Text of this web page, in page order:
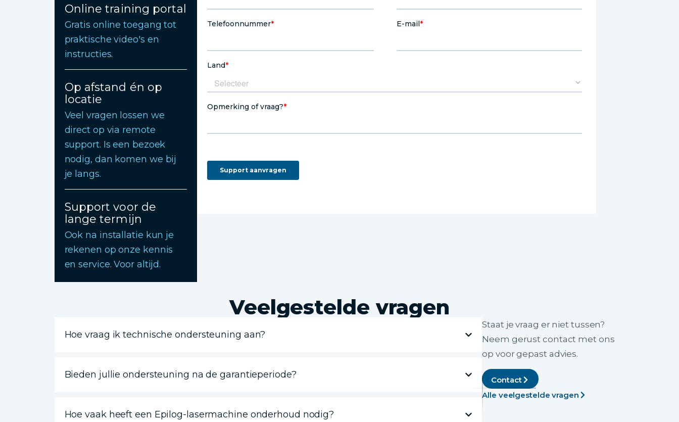
Online training portal
Gratis online toegang tot
praktische video's en
instructies.
Op afstand én op
locatie
Veel vragen lossen we
direct op via remote
support. Is een bezoek
nodig, dan komen we bij
je langs.
Support voor de
lange termijn
Ook na installatie kun je
rekenen op onze kennis
en service. Voor altijd.
Veelgestelde vragen
Hoe vraag ik technische ondersteuning aan?
Bieden jullie ondersteuning na de garantieperiode?
Hoe vaak heeft een Epilog-lasermachine onderhoud nodig?
Staat je vraag er niet tussen?
Neem gerust contact met ons
op voor gepast advies.
Contact
Alle veelgestelde vragen